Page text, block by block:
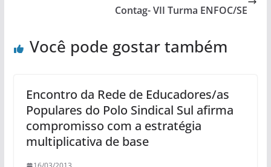
Contag- VII Turma ENFOC/SE
Você pode gostar também
Encontro da Rede de Educadores/as
Populares do Polo Sindical Sul afirma
compromisso com a estratégia
multiplicativa de base